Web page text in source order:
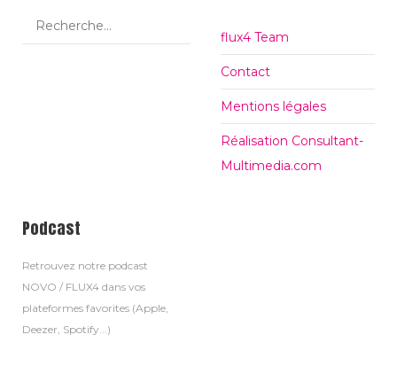
flux4 Team
Contact
Mentions légales
Réalisation Consultant-
Multimedia.com
Podcast
Retrouvez notre podcast
NOVO / FLUX4 dans vos
plateformes favorites (Apple,
Deezer, Spotify...)